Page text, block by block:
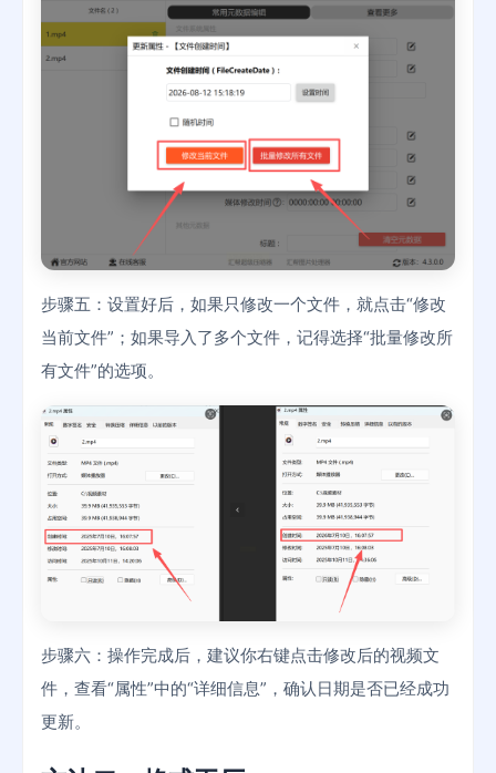
步骤五：设置好后，如果只修改一个文件，就点击“修改
当前文件”；如果导入了多个文件，记得选择“批量修改所
有文件”的选项。
步骤六：操作完成后，建议你右键点击修改后的视频文
件，查看“属性”中的“详细信息”，确认日期是否已经成功
更新。